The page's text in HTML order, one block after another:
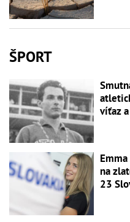
ŠPORT
víťaz
na
23